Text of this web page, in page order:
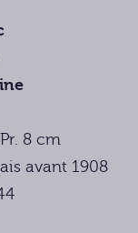
8 cm
avant 1908